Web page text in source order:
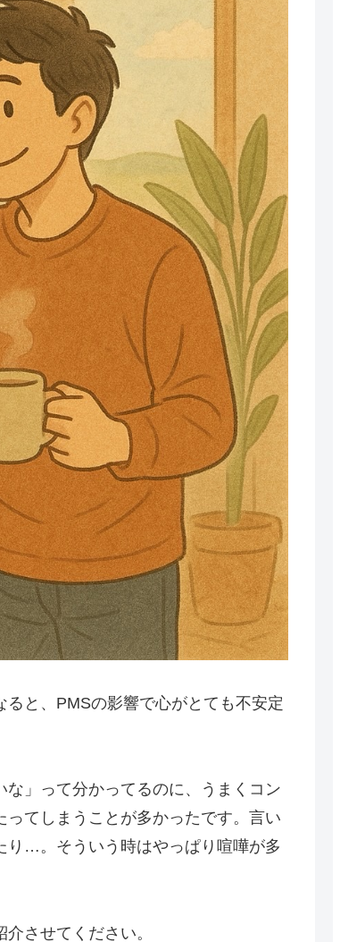
と、PMSの影響で心がとても不安定
」って分かってるのに、うまくコン
ってしまうことが多かったです。言い
り…。そういう時はやっぱり喧嘩が多
させてください。